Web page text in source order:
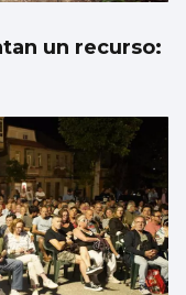
un recurso: